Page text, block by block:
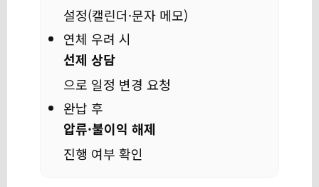
설정(캘린더·문자 메모)
연체 우려 시
선제 상담
으로 일정 변경 요청
완납 후
압류·불이익 해제
진행 여부 확인